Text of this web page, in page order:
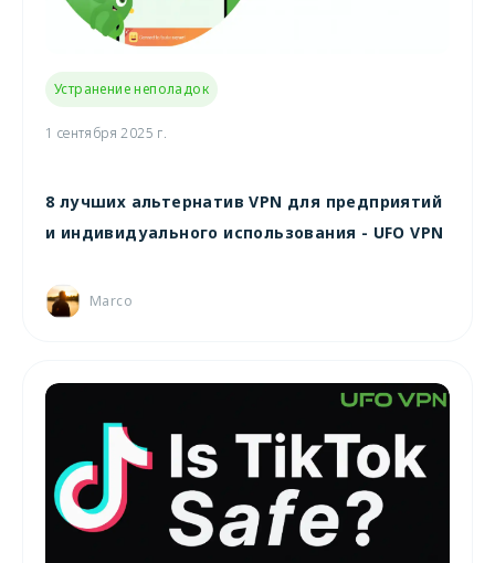
Устранение неполадок
1 сентября 2025 г.
8 лучших альтернатив VPN для предприятий
и индивидуального использования - UFO VPN
Marco